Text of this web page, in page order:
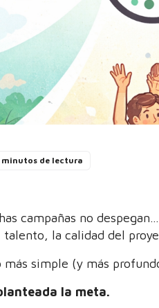
minutos de lectura
campañas no despegan…
la calidad del
simple (y más
la meta.